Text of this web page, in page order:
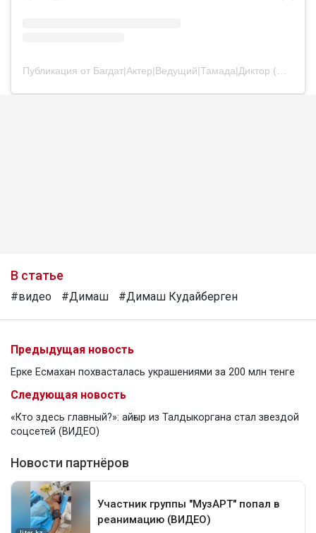
В статье
#видео #Димаш #Димаш Кудайберген
Предыдущая новость
Ерке Есмахан похвасталась украшениями за 200 млн тенге
Следующая новость
«Кто здесь главный?»: айғыр из Талдыкоргана стал звездой
соцсетей (ВИДЕО)